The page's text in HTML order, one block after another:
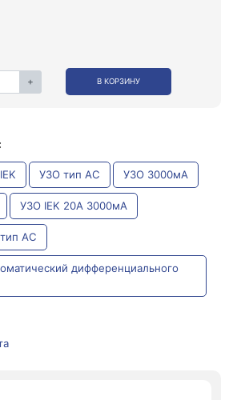
+ В КОРЗИНУ
УЗО тип AC УЗО 3000мА
УЗО IEK 20А 3000мА
AC
дифференциального